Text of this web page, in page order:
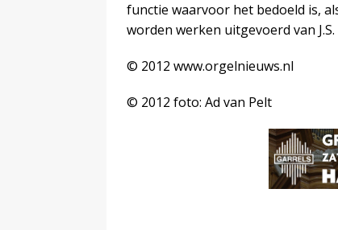
functie waarvoor het bedoeld is,
worden werken uitgevoerd van
© 2012 www.orgelnieuws.nl
© 2012 foto: Ad van Pelt